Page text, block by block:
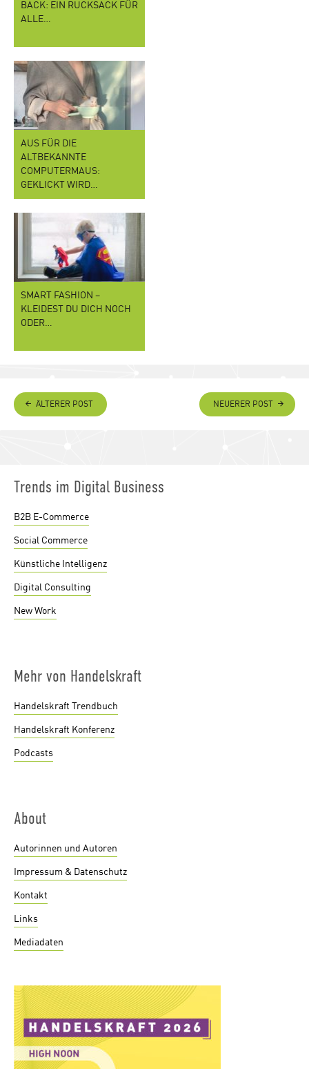
BACK: EIN RUCKSACK FÜR
ALLE…
AUS FÜR DIE
ALTBEKANNTE
COMPUTERMAUS:
GEKLICKT WIRD…
SMART FASHION –
KLEIDEST DU DICH NOCH
ODER…
ÄLTERER POST NEUERER POST
Trends im Digital Business
B2B E-Commerce
Social Commerce
Künstliche Intelligenz
Digital Consulting
New Work
Mehr von Handelskraft
Handelskraft Trendbuch
Handelskraft Konferenz
Podcasts
About
Autorinnen und Autoren
Impressum & Datenschutz
Kontakt
Links
Mediadaten